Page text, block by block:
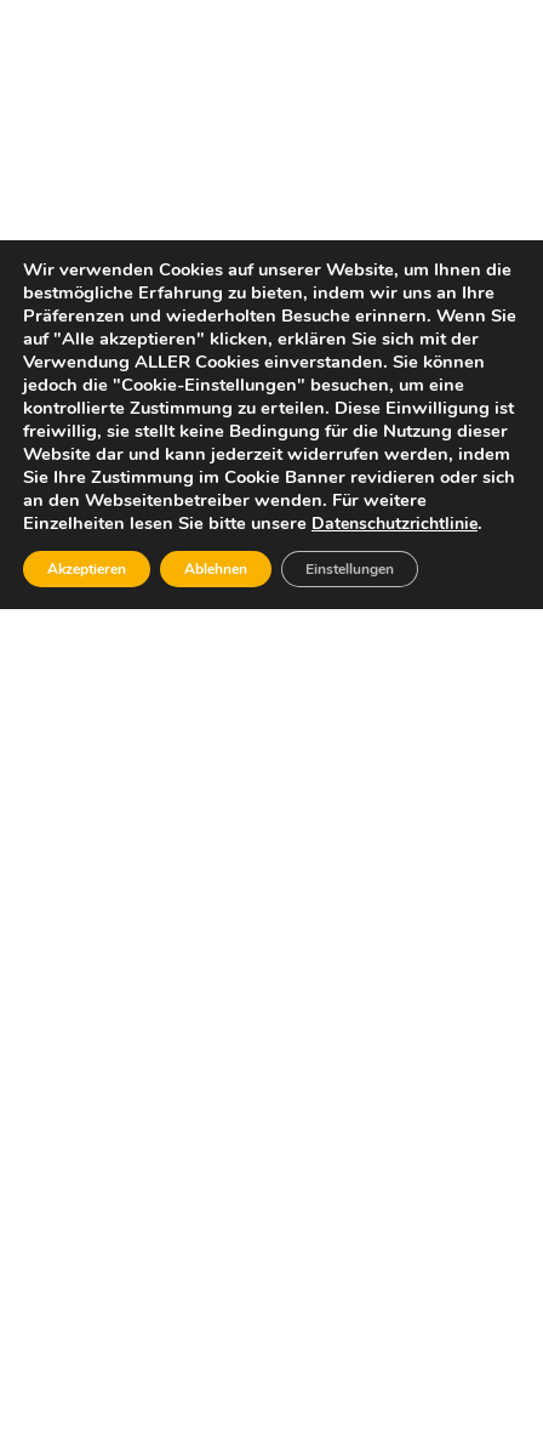
Wir verwenden Cookies auf unserer Website, um Ihnen die
bestmögliche Erfahrung zu bieten, indem wir uns an Ihre
Präferenzen und wiederholten Besuche erinnern. Wenn Sie
auf "Alle akzeptieren" klicken, erklären Sie sich mit der
Verwendung ALLER Cookies einverstanden. Sie können
jedoch die "Cookie-Einstellungen" besuchen, um eine
kontrollierte Zustimmung zu erteilen. Diese Einwilligung ist
freiwillig, sie stellt keine Bedingung für die Nutzung dieser
Website dar und kann jederzeit widerrufen werden, indem
Sie Ihre Zustimmung im Cookie Banner revidieren oder sich
an den Webseitenbetreiber wenden. Für weitere
Einzelheiten lesen Sie bitte unsere Datenschutzrichtlinie.
Akzeptieren Ablehnen Einstellungen